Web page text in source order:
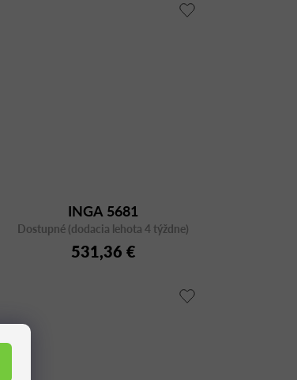
INGA 5681
Dostupné (dodacia lehota 4 týždne)
531,36 €